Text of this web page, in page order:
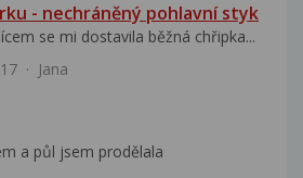
- nechráněný pohlavní styk
se mi dostavila běžná chřipka...
Jana
a půl jsem prodělala